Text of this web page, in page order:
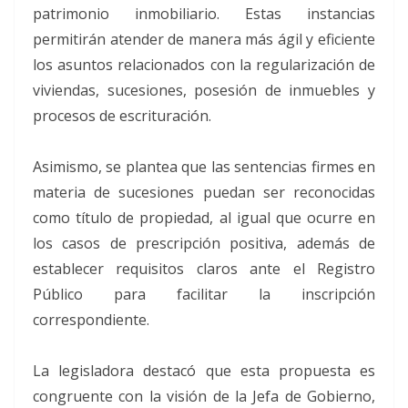
patrimonio inmobiliario. Estas instancias
permitirán atender de manera más ágil y eficiente
los asuntos relacionados con la regularización de
viviendas, sucesiones, posesión de inmuebles y
procesos de escrituración.
Asimismo, se plantea que las sentencias firmes en
materia de sucesiones puedan ser reconocidas
como título de propiedad, al igual que ocurre en
los casos de prescripción positiva, además de
establecer requisitos claros ante el Registro
Público para facilitar la inscripción
correspondiente.
La legisladora destacó que esta propuesta es
congruente con la visión de la Jefa de Gobierno,